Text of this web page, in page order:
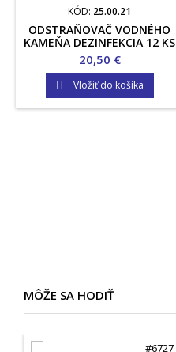
KÓD: 25.00.21
ODSTRAŇOVAČ VODNÉHO
KAMEŇA DEZINFEKCIA 12 KS
Cena
20,50 €
 Vložiť do košíka
MÔŽE SA HODIŤ